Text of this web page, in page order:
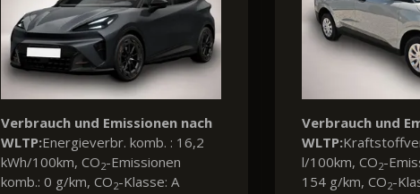
Verbrauch und Emissionen nach
WLTP:Kraftstoffverbr. komb. : 5,6
l/100km, CO 2-Emissionen komb.:
127 g/km, CO2 -Klasse: D
Verbrauch und
WLTP:
l/100km, CO2-
154 g/km, CO2-